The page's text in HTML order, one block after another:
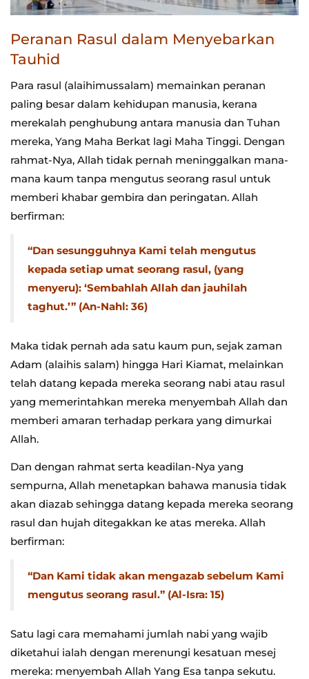
Peranan Rasul dalam Menyebarkan
Tauhid
Para rasul (alaihimussalam) memainkan peranan
paling besar dalam kehidupan manusia, kerana
merekalah penghubung antara manusia dan Tuhan
mereka, Yang Maha Berkat lagi Maha Tinggi. Dengan
rahmat-Nya, Allah tidak pernah meninggalkan mana-
mana kaum tanpa mengutus seorang rasul untuk
memberi khabar gembira dan peringatan. Allah
berfirman:
“Dan sesungguhnya Kami telah mengutus
kepada setiap umat seorang rasul, (yang
menyeru): ‘Sembahlah Allah dan jauhilah
taghut.’” (An-Nahl: 36)
Maka tidak pernah ada satu kaum pun, sejak zaman
Adam (alaihis salam) hingga Hari Kiamat, melainkan
telah datang kepada mereka seorang nabi atau rasul
yang memerintahkan mereka menyembah Allah dan
memberi amaran terhadap perkara yang dimurkai
Allah.
Dan dengan rahmat serta keadilan-Nya yang
sempurna, Allah menetapkan bahawa manusia tidak
akan diazab sehingga datang kepada mereka seorang
rasul dan hujah ditegakkan ke atas mereka. Allah
berfirman:
“Dan Kami tidak akan mengazab sebelum Kami
mengutus seorang rasul.” (Al-Isra: 15)
Satu lagi cara memahami jumlah nabi yang wajib
diketahui ialah dengan merenungi kesatuan mesej
mereka: menyembah Allah Yang Esa tanpa sekutu.